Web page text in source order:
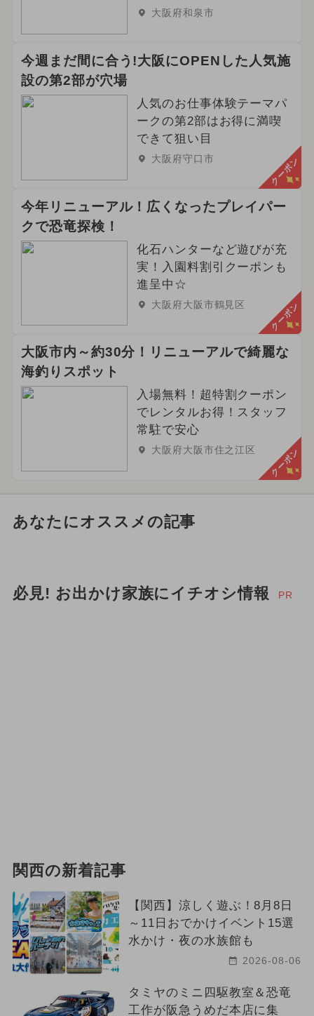
大阪府和泉市
今週まだ間に合う!大阪にOPENした人気施
設の第2部が穴場
人気のお仕事体験テーマパ
ークの第2部はお得に満喫
できて狙い目
大阪府守口市 クーポン
今年リニューアル！広くなったプレイパー
クで恐竜探検！
化石ハンターなど遊びが充
実！入園料割引クーポンも
進呈中☆
大阪府大阪市鶴見区 クーポン
大阪市内～約30分！リニューアルで綺麗な
海釣りスポット
入場無料！超特割クーポン
でレンタルお得！スタッフ
常駐で安心
大阪府大阪市住之江区 クーポン
あなたにオススメの記事
必見! お出かけ家族にイチオシ情報 PR
関西の新着記事
【関西】涼しく遊ぶ！8月8日
～11日おでかけイベント15選
水かけ・夜の水族館も
2026-08-06
タミヤのミニ四駆教室＆恐竜
工作が阪急うめだ本店に集